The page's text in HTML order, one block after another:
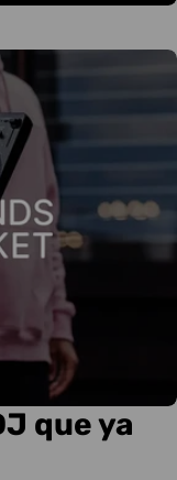
que ya